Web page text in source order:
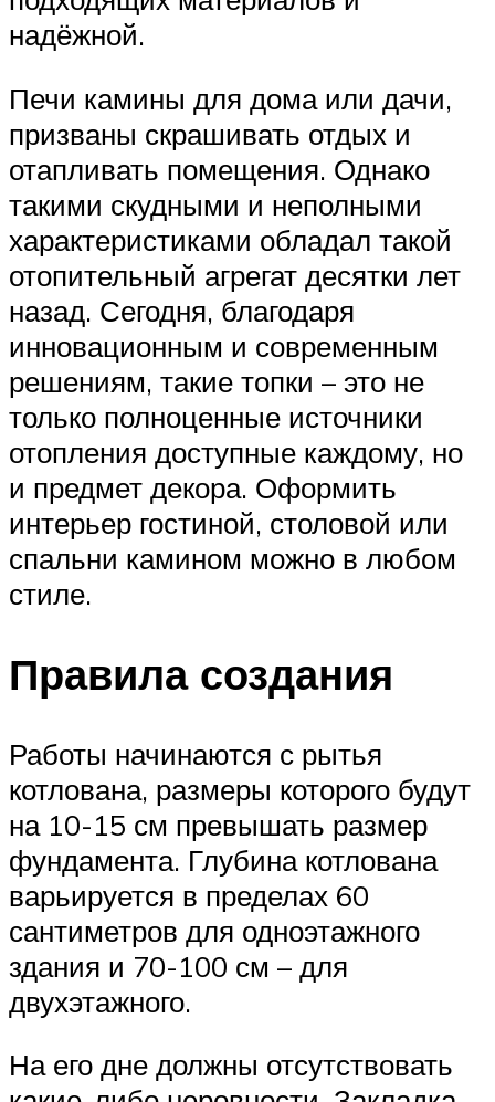
надёжной.
Печи камины для дома или дачи,
призваны скрашивать отдых и
отапливать помещения. Однако
такими скудными и неполными
характеристиками обладал такой
отопительный агрегат десятки лет
назад. Сегодня, благодаря
инновационным и современным
решениям, такие топки – это не
только полноценные источники
отопления доступные каждому, но
и предмет декора. Оформить
интерьер гостиной, столовой или
спальни камином можно в любом
стиле.
Правила создания
Работы начинаются с рытья
котлована, размеры которого будут
на 10-15 см превышать размер
фундамента. Глубина котлована
варьируется в пределах 60
сантиметров для одноэтажного
здания и 70-100 см – для
двухэтажного.
На его дне должны отсутствовать